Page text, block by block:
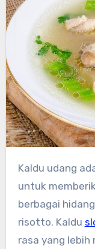
Kaldu udang adalah bahan dasar yang luar biasa
untuk
berbagai
risotto. Kaldu
rasa yang